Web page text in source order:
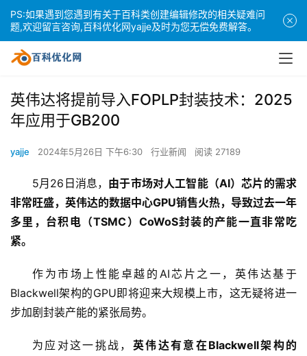
英伟达将提前导入FOPLP封装技术：2025
年应用于GB200
yajje 2024年5月26日 下午6:30 行业新闻 阅读 27189
5月26日消息， 由于市场对人工智能（AI）芯片的需求
非常旺盛，英伟达的数据中心GPU销售火热，导致过去一年
多里，台积电（TSMC）CoWoS封装的产能一直非常吃
紧。
作为市场上性能卓越的AI芯片之一，英伟达基于
Blackwell架构的GPU即将迎来大规模上市，这无疑将进一
步加剧封装产能的紧张局势。
为应对这一挑战， 英伟达有意在Blackwell架构的
PS:如果遇到您遇到有关于百科类创建编辑修改的相关疑难问
题,欢迎留言咨询,百科优化网yajje及时为您无偿免费解答。